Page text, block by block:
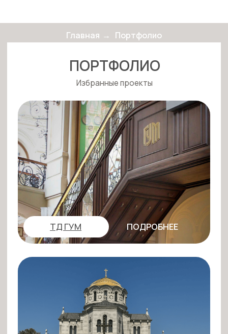
Главная → Портфолио
Избранные проекты
ПОРТФОЛИО
ПОДРОБНЕЕ
ПОДРОБНЕЕ
ТД ГУМ